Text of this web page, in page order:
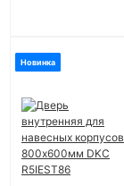
Новинка